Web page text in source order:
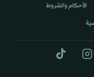
الأحكام والشروط